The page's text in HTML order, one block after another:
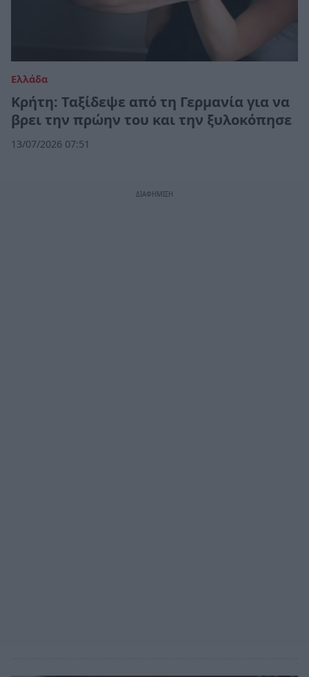
Ελλάδα
Κρήτη: Ταξίδεψε από τη Γερμανία για να
βρει την πρώην του και την ξυλοκόπησε
13/07/2026 07:51